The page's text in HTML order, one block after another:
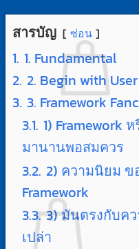
ไม่มีสินค้าใน
กลับสู่หน้าร้านค้
ตะกร้าสินค้า
สารบัญ ซ่อน
1. 1. Fundamental
2. 2. Begin with
3. 3. Framework
3.1. 1) Framework
มานานพอสมควร
3.2. 2) ความนิยม ข
Framework
3.3. 3) มันตรงกับค
เปล่า